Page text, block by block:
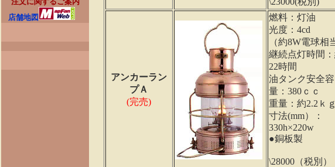
店舗地図
アンカーラン
プＡ
(完売)
燃料：灯油
光度：4cd
（約8W電球相
継続点灯時間
22時間
油タンク安全容
量：380ｃｃ
重量：約2.2ｋｇ
寸法(mm）：
330h×220w
●銅板製
\28000（税別）